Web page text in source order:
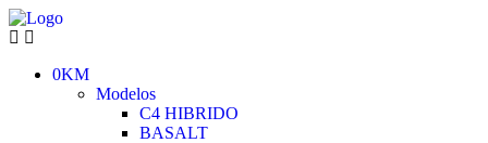
0KM
Modelos
C4 HIBRIDO
BASALT